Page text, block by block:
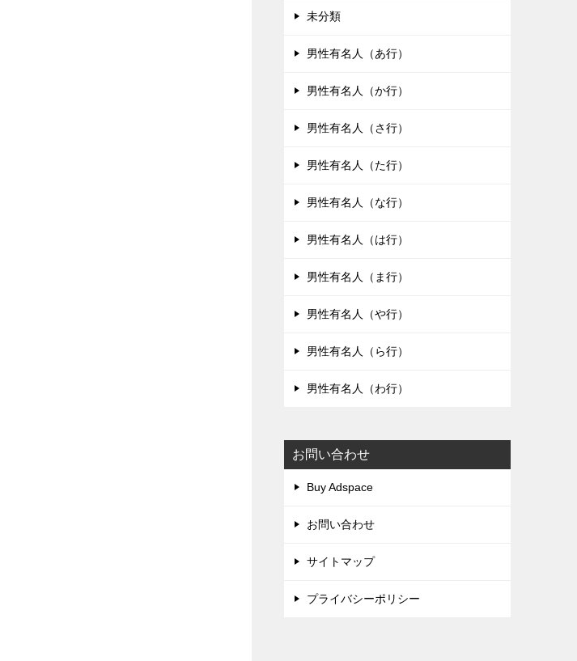
未分類
男性有名人（あ行）
男性有名人（か行）
男性有名人（さ行）
男性有名人（た行）
男性有名人（な行）
男性有名人（は行）
男性有名人（ま行）
男性有名人（や行）
男性有名人（ら行）
男性有名人（わ行）
お問い合わせ
Buy Adspace
お問い合わせ
サイトマップ
プライバシーポリシー